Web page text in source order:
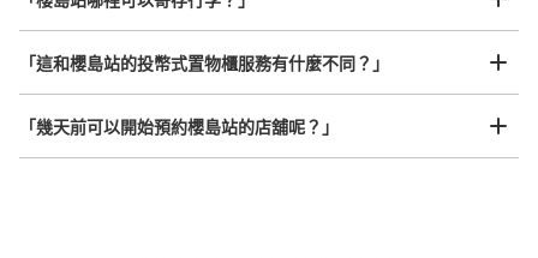
①
放下行李，愉快度過一整天！
樂器、嬰兒車、腳踏車等，只要是1個人能搬運的行李尺寸就OK
「這和櫻島站的投幣式置物櫃服務有什麼不同？」
「幾天前可以開始預約櫻島站的店舖呢？」